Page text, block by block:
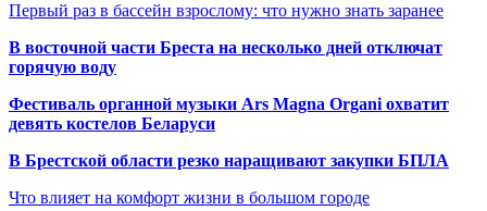
Первый раз в бассейн взрослому: что нужно знать заранее
В восточной части Бреста на несколько дней отключат
горячую воду
Фестиваль органной музыки Ars Magna Organi охватит
девять костелов Беларуси
В Брестской области резко наращивают закупки БПЛА
Что влияет на комфорт жизни в большом городе